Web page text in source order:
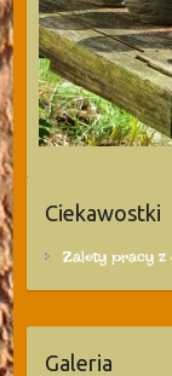
Ciekawostki
Zalety pracy z
Galeria